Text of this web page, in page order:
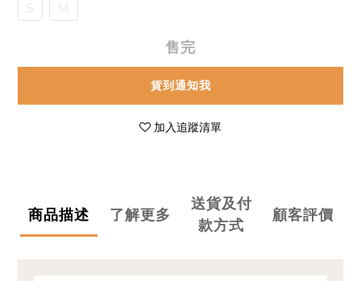
S M
售完
貨到通知我
加入追蹤清單
商品描述 了解更多
送貨及付
款方式
顧客評價